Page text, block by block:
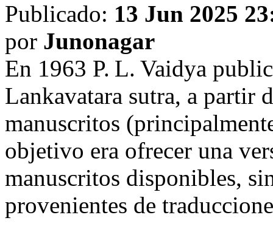
Publicado: 13 Jun 2025
por Junonagar
En 1963 P. L. Vaidya
Lankavatara sutra, a partir
manuscritos
objetivo era ofrecer una
manuscritos disponibles,
provenientes de